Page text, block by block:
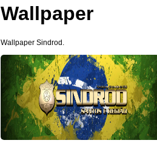
Wallpaper
Wallpaper Sindrod.